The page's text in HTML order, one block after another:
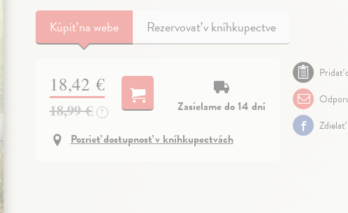
Kúpiťna webe Rezervovať v kníhkupectve
18,42 €
18,99 € ?
Zasielame do 14 dní
Pozrieť dostupnosť v kníhkupectvách
Pridať
Zdielať